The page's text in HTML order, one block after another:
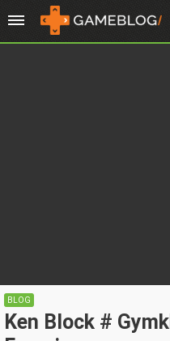
BLOG
Ken Block #